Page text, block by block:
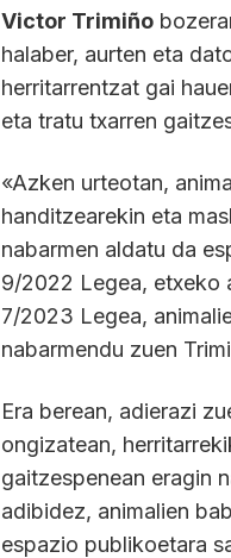
Victor Trimiño
halaber, aurten eta
herritarrentzat gai
eta tratu txarren
«Azken urteotan,
handitzearekin eta
nabarmen aldatu da
9/2022 Legea, etxeko
7/2023 Legea,
nabarmendu zuen
Era berean, adierazi
ongizatean,
gaitzespenean eragin
adibidez, animalien
espazio publikoetara